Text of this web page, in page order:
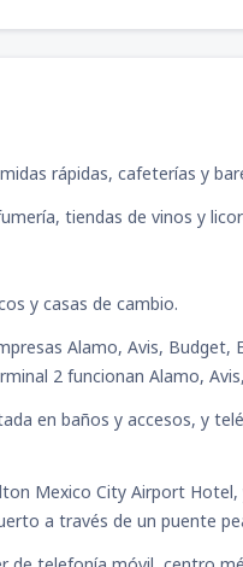
rápidas, cafeterías y
tiendas de vinos y
y casas de cambio.
Alamo, Avis, Budget,
2 funcionan Alamo,
en baños y accesos, y
Mexico City Airport
a través de un puente